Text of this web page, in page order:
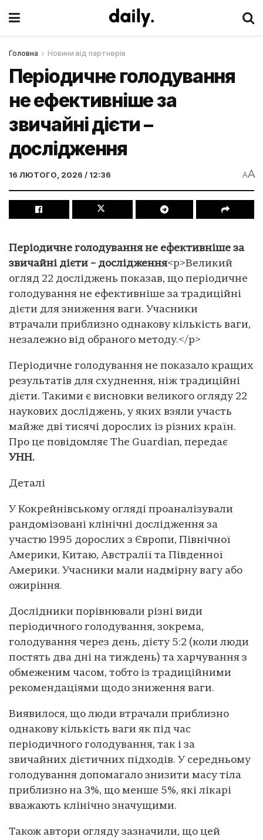
Головна Новини від партнерів
Періодичне голодування
не ефективніше за
звичайні дієти –
дослідження
16 ЛЮТОГО, 2026 / 12:36 AA
Періодичне голодування не ефективніше за
звичайні дієти – дослідження<p>Великий
огляд 22 досліджень показав, що періодичне
голодування не ефективніше за традиційні
дієти для зниження ваги. Учасники
втрачали приблизно однакову кількість ваги,
незалежно від обраного методу.</p>
Періодичне голодування не показало кращих
результатів для схуднення, ніж традиційні
дієти. Такими є висновки великого огляду 22
наукових досліджень, у яких взяли участь
майже дві тисячі дорослих із різних країн.
Про це повідомляє The Guardian, передає
УНН.
Деталі
У Кокрейнівському огляді проаналізували
рандомізовані клінічні дослідження за
участю 1995 дорослих з Європи, Північної
Америки, Китаю, Австралії та Південної
Америки. Учасники мали надмірну вагу або
ожиріння.
Дослідники порівнювали різні види
періодичного голодування, зокрема,
голодування через день, дієту 5:2 (коли люди
постять два дні на тиждень) та харчування з
обмеженим часом, тобто із традиційними
рекомендаціями щодо зниження ваги.
Виявилося, що люди втрачали приблизно
однакову кількість ваги як під час
періодичного голодування, так і за
звичайних дієтичних підходів. У середньому
голодування допомагало знизити масу тіла
приблизно на 3%, що менше 5%, які лікарі
вважають клінічно значущими.
Також автори огляду зазначили, що цей